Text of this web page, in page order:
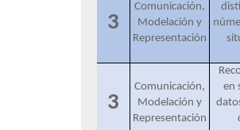
3
Comunicación,
Modelación y
Representación
3
Comunicación,
Modelación y
Representación
en